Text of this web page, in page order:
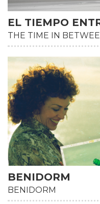
EL TIEMPO
THE TIME IN
BENIDORM
BENIDORM